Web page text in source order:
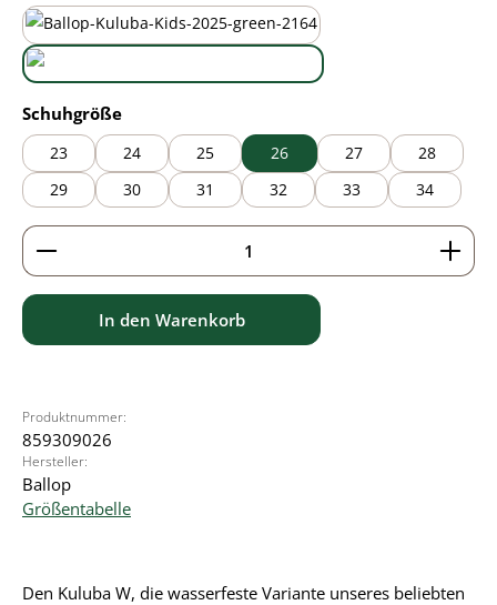
black/green
wasabi
Schuhgrößeauswählen
23 24 25 26 27
28
29
30 31 32 33 34
Produkt Anzahl: Gib den gewünschten Wert ein
In den Warenkorb
Produktnummer:
859309026
Hersteller:
Ballop
Größentabelle
Den Kuluba W, die wasserfeste Variante unseres beliebten